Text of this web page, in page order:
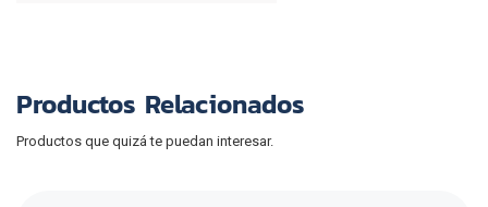
Productos Relacionados
Productos que quizá te puedan interesar.